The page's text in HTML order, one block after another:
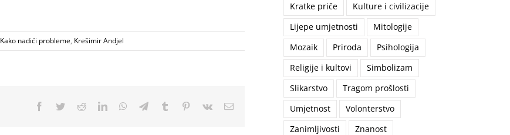
Kako nadići probleme, Krešimir Andjel
Facebook
TwitterRedditLinkedInWhatsApp
TelegramTumblr Pinterest
Vk Email
Kratke priče
Kulture i civilizacije
Lijepe umjetnosti
Mitologije
Mozaik
Priroda
Psihologija
Religije i kultovi
Simbolizam
Slikarstvo
Tragom prošlosti
Umjetnost
Volonterstvo
Zanimljivosti
Znanost